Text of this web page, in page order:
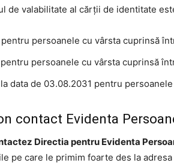
de valabilitate al cărţii de identitate
persoanele cu vârsta cuprinsă
persoanele cu vârsta cuprinsă
data de 03.08.2031 pentru
contact Evidenta
Directia pentru Evidenta
pe care le primim foarte des la